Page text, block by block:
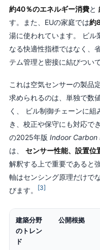
約40％のエネルギー消費と
す。また、EUの家庭では約
湯に使われています。 ビル
なる快適性指標ではなく、
テム管理と密接に結びつい
これは空気センサーの製品
求められるのは、単独で数
く、 ビル制御チェーンに
き、校正や保守にも対応で
の2025年版 Indoor Carbon
は、 センサー性能、設置位
解釈する上で重要であると
軸はセンシング原理だけで
びます。
[3]
建築分野
のトレン
ド
公開根拠